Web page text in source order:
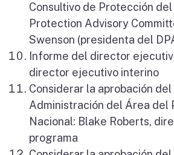
Consultivo de Protección
Protection Advisory
Swenson (presidenta del
Informe del director
director ejecutivo interino
Considerar la aprobación del
Administración del Área del
Nacional: Blake Roberts,
programa